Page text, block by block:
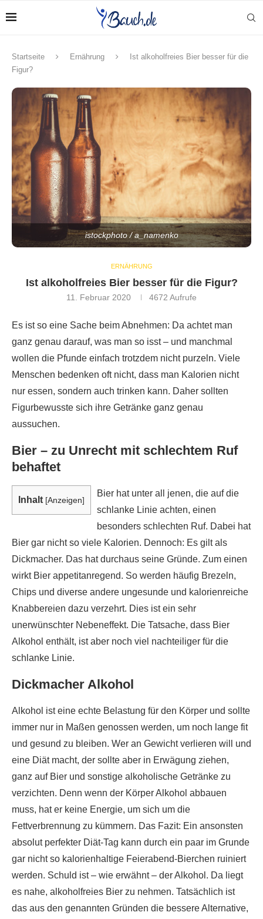
Startseite Ernährung
Ist alkoholfreies Bier besser für die
Figur?
istockphoto / a_namenko
ERNÄHRUNG
Ist alkoholfreies Bier besser für die Figur?
11. Februar 2020 4672 Aufrufe
Es ist so eine Sache beim Abnehmen: Da achtet man
ganz genau darauf, was man so isst – und manchmal
wollen die Pfunde einfach trotzdem nicht purzeln. Viele
Menschen bedenken oft nicht, dass man Kalorien nicht
nur essen, sondern auch trinken kann. Daher sollten
Figurbewusste sich ihre Getränke ganz genau
aussuchen.
Bier – zu Unrecht mit schlechtem Ruf
behaftet
Inhalt [Anzeigen]
Bier hat unter all jenen, die auf die
schlanke Linie achten, einen
besonders schlechten Ruf. Dabei hat
Bier gar nicht so viele Kalorien. Dennoch: Es gilt als
Dickmacher. Das hat durchaus seine Gründe. Zum einen
wirkt Bier appetitanregend. So werden häufig Brezeln,
Chips und diverse andere ungesunde und kalorienreiche
Knabbereien dazu verzehrt. Dies ist ein sehr
unerwünschter Nebeneffekt. Die Tatsache, dass Bier
Alkohol enthält, ist aber noch viel nachteiliger für die
schlanke Linie.
Dickmacher Alkohol
Alkohol ist eine echte Belastung für den Körper und sollte
immer nur in Maßen genossen werden, um noch lange fit
und gesund zu bleiben. Wer an Gewicht verlieren will und
eine Diät macht, der sollte aber in Erwägung ziehen,
ganz auf Bier und sonstige alkoholische Getränke zu
verzichten. Denn wenn der Körper Alkohol abbauen
muss, hat er keine Energie, um sich um die
Fettverbrennung zu kümmern. Das Fazit: Ein ansonsten
absolut perfekter Diät-Tag kann durch ein paar im Grunde
gar nicht so kalorienhaltige Feierabend-Bierchen ruiniert
werden. Schuld ist – wie erwähnt – der Alkohol. Da liegt
es nahe, alkoholfreies Bier zu nehmen. Tatsächlich ist
das aus den genannten Gründen die bessere Alternative,